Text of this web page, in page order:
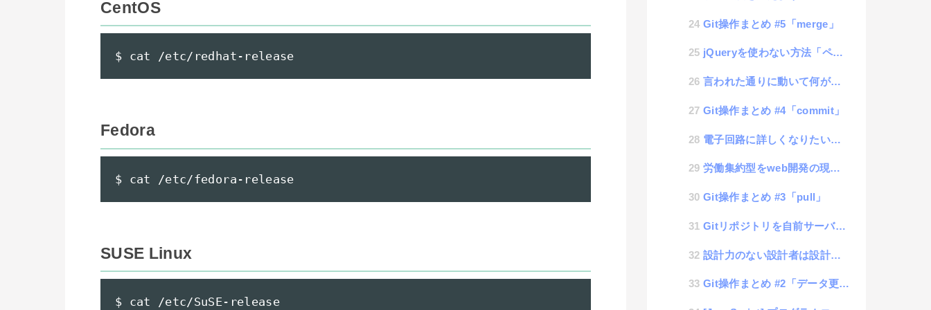
CentOS
$ cat /etc/redhat-release
Fedora
$ cat /etc/fedora-release
SUSE Linux
$ cat /etc/SuSE-release
Git操作まとめ #5「merge」
jQueryを使わない方法「ページ内で使っているCSSの値を取得する」
言われた通りに動いて何が悪い。作業員の失敗は誰の責任か？
Git操作まとめ #4「commit」
電子回路に詳しくなりたいので勉強するブログ #3「+と-を入れ替えてもLEDが点灯するしくみ」
労働集約型をweb開発の現場で考えてみた
Git操作まとめ #3「pull」
Gitリポジトリを自前サーバーで管理するツール「GitServ」
設計力のない設計者は設計をするな
Git操作まとめ #2「データ更新時の操作」